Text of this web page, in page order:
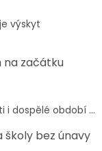
výskyt
na začátku
i dospělé období ...
bez únavy